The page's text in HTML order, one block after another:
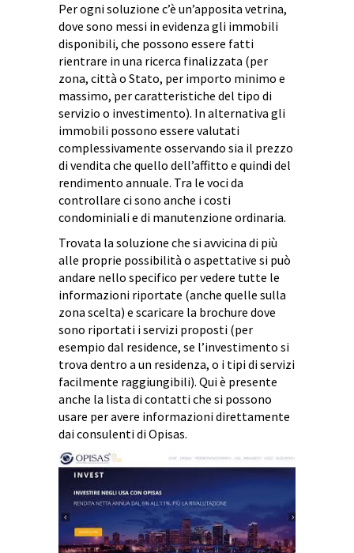
Per ogni soluzione c’è un’apposita vetrina,
dove sono messi in evidenza gli immobili
disponibili, che possono essere fatti
rientrare in una ricerca finalizzata (per
zona, città o Stato, per importo minimo e
massimo, per caratteristiche del tipo di
servizio o investimento). In alternativa gli
immobili possono essere valutati
complessivamente osservando sia il prezzo
di vendita che quello dell’affitto e quindi del
rendimento annuale. Tra le voci da
controllare ci sono anche i costi
condominiali e di manutenzione ordinaria.
Trovata la soluzione che si avvicina di più
alle proprie possibilità o aspettative si può
andare nello specifico per vedere tutte le
informazioni riportate (anche quelle sulla
zona scelta) e scaricare la brochure dove
sono riportati i servizi proposti (per
esempio dal residence, se l’investimento si
trova dentro a un residenza, o i tipi di servizi
facilmente raggiungibili). Qui è presente
anche la lista di contatti che si possono
usare per avere informazioni direttamente
dai consulenti di Opisas.